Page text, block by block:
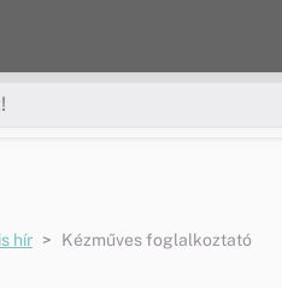
hír Kézműves foglalkoztató